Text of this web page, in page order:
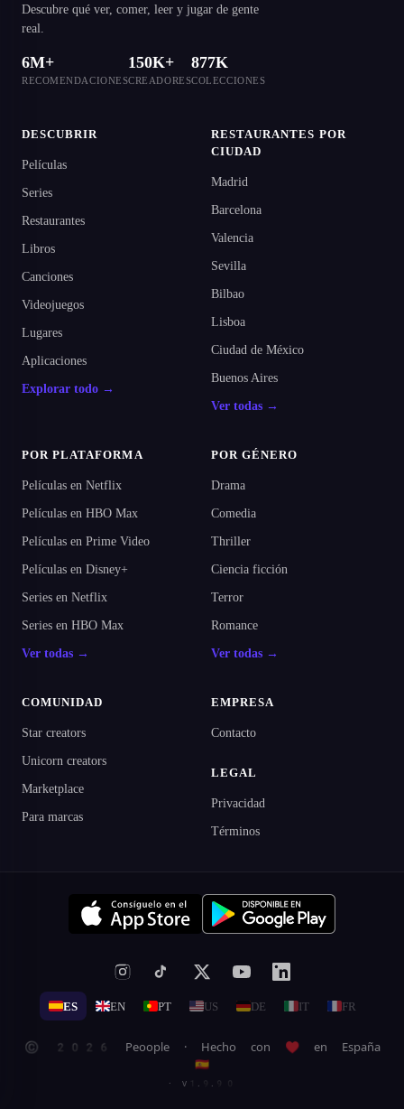
Descubre qué ver, comer, leer y jugar de gente
real.
6M+
RECOMENDACIONES
150K+
CREADORES
877K
COLECCIONES
DESCUBRIR
Películas
Series
Restaurantes
Libros
Canciones
Videojuegos
Lugares
Aplicaciones
Explorar todo →
RESTAURANTES POR
CIUDAD
Madrid
Barcelona
Valencia
Sevilla
Bilbao
Lisboa
Ciudad de México
Buenos Aires
Ver todas →
POR PLATAFORMA
Películas en Netflix
Películas en HBO Max
Películas en Prime Video
Películas en Disney+
Series en Netflix
Series en HBO Max
Ver todas →
POR GÉNERO
Drama
Comedia
Thriller
Ciencia ficción
Terror
Romance
Ver todas →
COMUNIDAD
Star creators
Unicorn creators
Marketplace
Para marcas
EMPRESA
Contacto
LEGAL
Privacidad
Términos
ES EN PT US DE IT FR
© 2026 Peoople · Hecho con ♥ en España
🇪🇸
· v1.9.90